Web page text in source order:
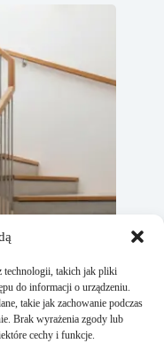
technologii, takich jak pliki
do informacji o urządzeniu.
takie jak zachowanie podczas
Brak wyrażenia zgody lub
cechy i funkcje.